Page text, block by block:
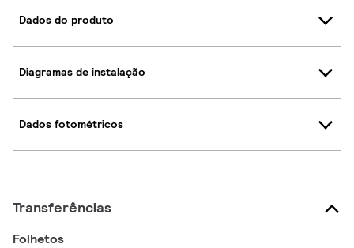
Dados do produto
Diagramas de instalação
Dados fotométricos
Transferências
Folhetos